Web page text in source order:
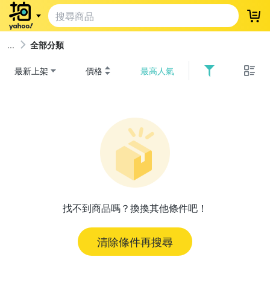
登
全部分類
最新上架 價格 最高人氣
找不到商品嗎？換換其他條件吧！
清除條件再搜尋